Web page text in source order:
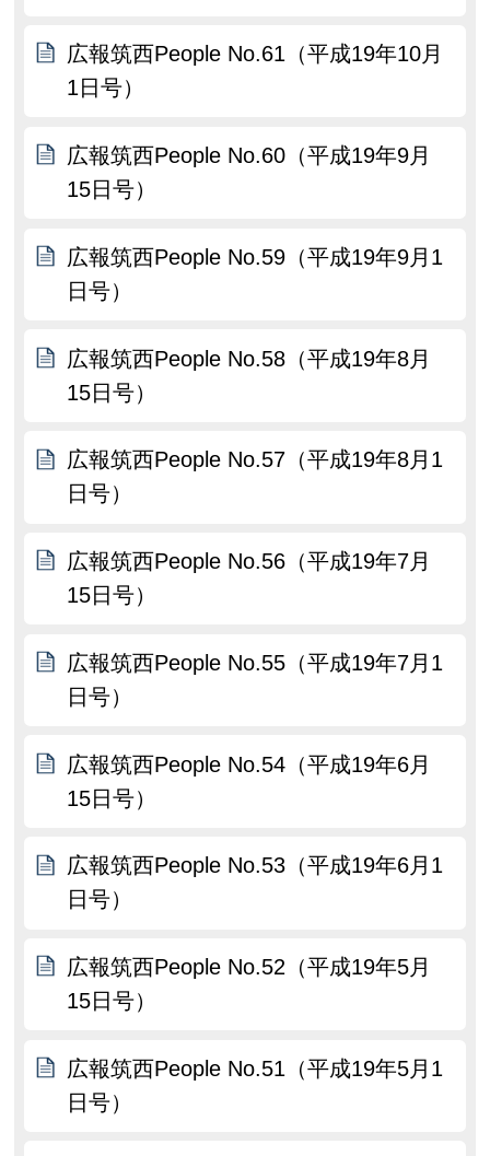
広報筑西People No.61（平成19年10月
1日号）
広報筑西People No.60（平成19年9月
15日号）
広報筑西People No.59（平成19年9月1
日号）
広報筑西People No.58（平成19年8月
15日号）
広報筑西People No.57（平成19年8月1
日号）
広報筑西People No.56（平成19年7月
15日号）
広報筑西People No.55（平成19年7月1
日号）
広報筑西People No.54（平成19年6月
15日号）
広報筑西People No.53（平成19年6月1
日号）
広報筑西People No.52（平成19年5月
15日号）
広報筑西People No.51（平成19年5月1
日号）